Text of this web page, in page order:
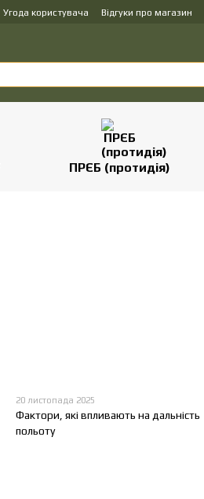
Угода користувача Відгуки про магазин
ПРЄБ (протидія)
20 листопада 2025
Фактори, які впливають на дальність
польоту